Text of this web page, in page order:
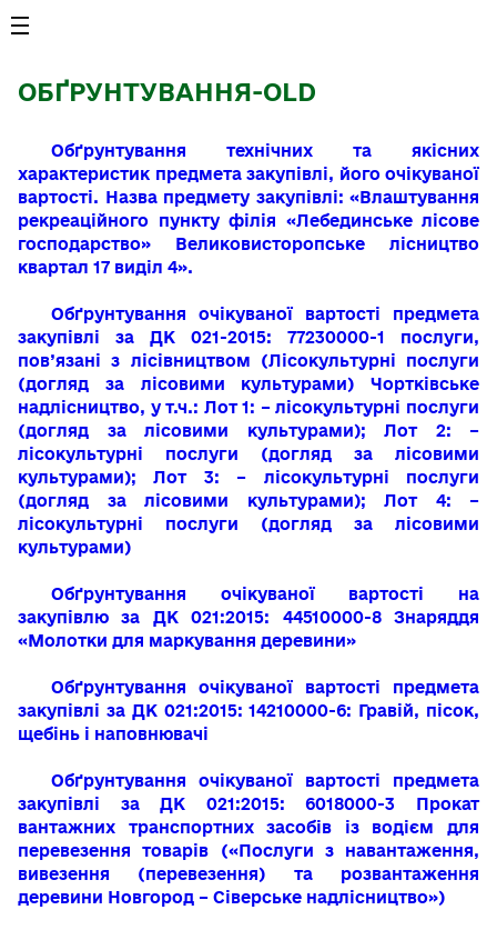
ОБҐРУНТУВАННЯ-OLD
Обґрунтування технічних та якісних
характеристик предмета закупівлі, його очікуваної
вартості. Назва предмету закупівлі: «Влаштування
рекреаційного пункту філія «Лебединське лісове
господарство» Великовисторопське лісництво
квартал 17 виділ 4».
Обґрунтування очікуваної вартості предмета
закупівлі за ДК 021-2015: 77230000-1 послуги,
пов’язані з лісівництвом (Лісокультурні послуги
(догляд за лісовими культурами) Чортківське
надлісництво, у т.ч.: Лот 1: – лісокультурні послуги
(догляд за лісовими культурами); Лот 2: –
лісокультурні послуги (догляд за лісовими
культурами); Лот 3: – лісокультурні послуги
(догляд за лісовими культурами); Лот 4: –
лісокультурні послуги (догляд за лісовими
культурами)
Обґрунтування очікуваної вартості на
закупівлю за ДК 021:2015: 44510000-8 Знаряддя
«Молотки для маркування деревини»
Обґрунтування очікуваної вартості предмета
закупівлі за ДК 021:2015: 14210000-6: Гравій, пісок,
щебінь і наповнювачі
Обґрунтування очікуваної вартості предмета
закупівлі за ДК 021:2015: 6018000-3 Прокат
вантажних транспортних засобів із водієм для
перевезення товарів («Послуги з навантаження,
вивезення (перевезення) та розвантаження
деревини Новгород – Сіверське надлісництво»)